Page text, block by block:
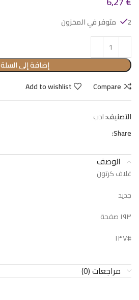
2 متوفر في المخزون
إضافة إلى السلة
Compare
Add to wishlist
التصنيف:ادب
Share:
الوصف
غلاف كرتون
جديد
١٩٣ صفحة
#١٣٧
مراجعات (0)